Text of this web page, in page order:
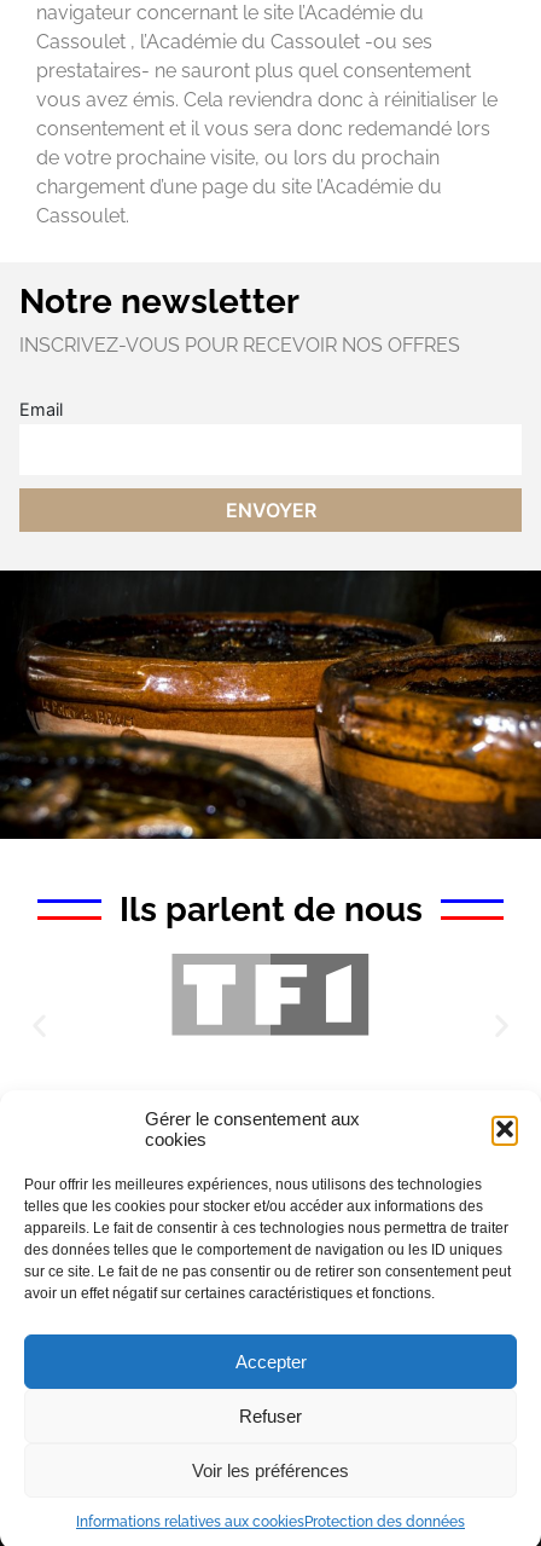
Gérer le consentement aux
cookies
Pour offrir les meilleures expériences, nous utilisons des technologies
telles que les cookies pour stocker et/ou accéder aux informations des
appareils. Le fait de consentir à ces technologies nous permettra de traiter
des données telles que le comportement de navigation ou les ID uniques
sur ce site. Le fait de ne pas consentir ou de retirer son consentement peut
avoir un effet négatif sur certaines caractéristiques et fonctions.
Accepter
Refuser
Voir les préférences
Informations relatives aux cookiesProtection des données
navigateur concernant le site l’Académie du
Cassoulet , l’Académie du Cassoulet -ou ses
prestataires- ne sauront plus quel consentement
vous avez émis. Cela reviendra donc à réinitialiser le
consentement et il vous sera donc redemandé lors
de votre prochaine visite, ou lors du prochain
chargement d’une page du site l’Académie du
Cassoulet.
Notre newsletter
INSCRIVEZ-VOUS POUR RECEVOIR NOS OFFRES
Email
Ils parlent de nous
2023 L’académie Universelle du Cassoulet |